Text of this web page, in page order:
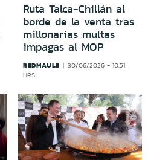
Ruta Talca-Chillán al
borde de la venta tras
millonarias multas
impagas al MOP
REDMAULE
30/06/2026 - 10:51
HRS